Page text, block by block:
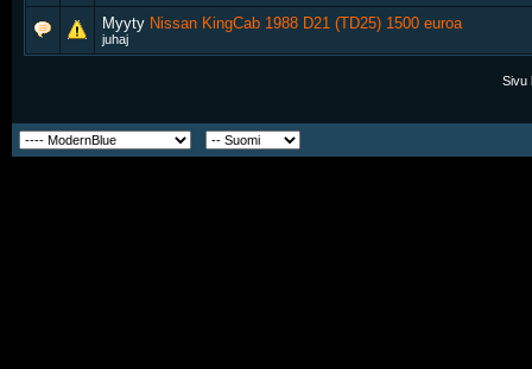
Myyty Nissan KingCab 1988 D21 (TD25) 1500 euroa
juhaj
Sivu